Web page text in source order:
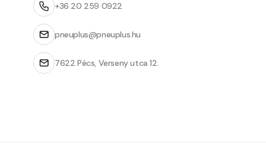
+36 20 259 0922
pneuplus@pneuplus.hu
7622 Pécs, Verseny utca 12.